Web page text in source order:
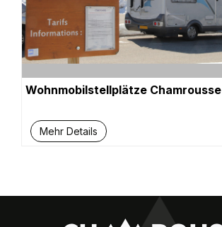
Wohnmobilstellplätze Chamrousse
Mehr Details